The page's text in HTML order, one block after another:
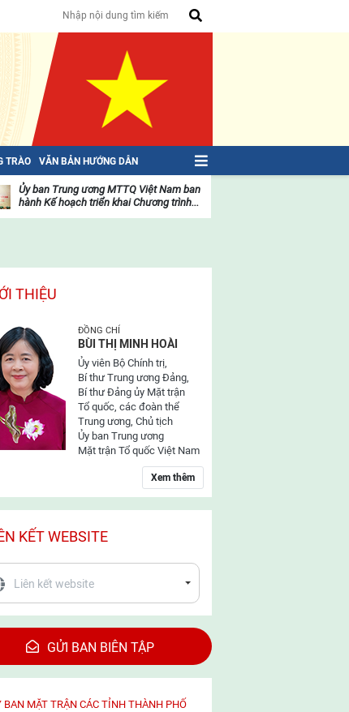
TRÀO VĂN BẢN HƯỚNG DẪN
Ủy ban Trung ương MTTQ Việt Nam ban
hành Kế hoạch triển khai Chương trình...
THIỆU
ĐỒNG CHÍ
BÙI THỊ MINH HOÀI
Ủy viên Bộ Chính trị,
Bí thư Trung ương Đảng,
Bí thư Đảng ủy Mặt trận
Tổ quốc, các đoàn thể
Trung ương, Chủ tịch
Ủy ban Trung ương
Mặt trận Tổ quốc Việt Nam
Xem thêm
KẾT WEBSITE
GỬI BAN BIÊN TẬP
BAN MẶT TRẬN CÁC TỈNH THÀNH PHỐ